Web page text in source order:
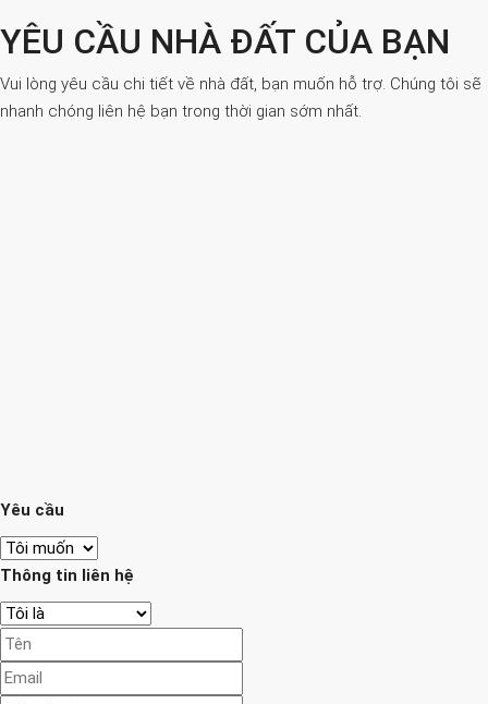
YÊU CẦU NHÀ ĐẤT CỦA BẠN
Vui lòng yêu cầu chi tiết về nhà đất, bạn muốn hỗ trợ. Chúng tôi sẽ
nhanh chóng liên hệ bạn trong thời gian sớm nhất.
Yêu cầu
Thông tin liên hệ